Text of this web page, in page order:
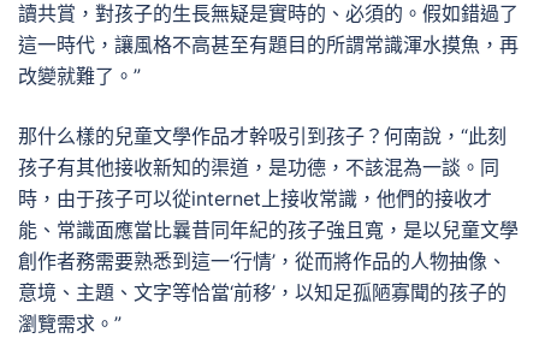
讀共賞，對孩子的生長無疑是實時的、必須的。假如錯過了
這一時代，讓風格不高甚至有題目的所謂常識渾水摸魚，再
改變就難了。”
那什么樣的兒童文學作品才幹吸引到孩子？何南說，“此刻
孩子有其他接收新知的渠道，是功德，不該混為一談。同
時，由于孩子可以從internet上接收常識，他們的接收才
能、常識面應當比曩昔同年紀的孩子強且寬，是以兒童文學
創作者務需要熟悉到這一‘行情’，從而將作品的人物抽像、
意境、主題、文字等恰當‘前移’，以知足孤陋寡聞的孩子的
瀏覽需求。”